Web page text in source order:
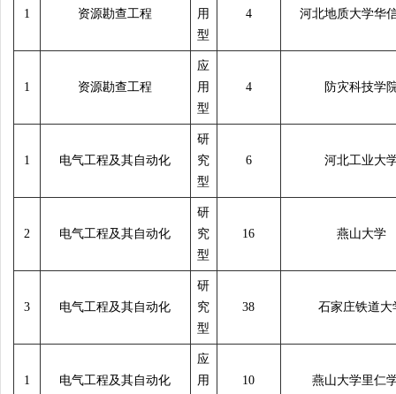
1 资源勘查工程
用
型
4 河北地质大学华
1 资源勘查工程
应
用
型
4 防灾科技学
1 电气工程及其自动化
研
究
型
6 河北工业大
2 电气工程及其自动化
研
究
型
16 燕山大学
3 电气工程及其自动化
研
究
型
38 石家庄铁道大
1 电气工程及其自动化
应
用
10 燕山大学里仁